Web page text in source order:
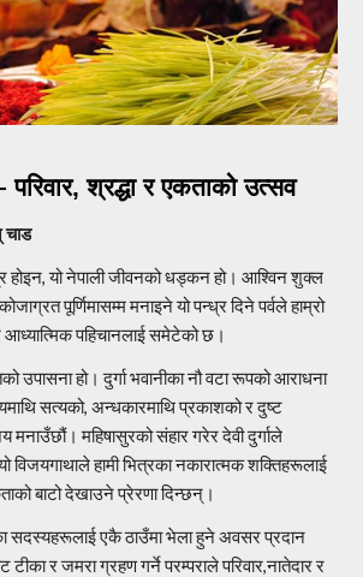
परिवार, श्रद्धा र एकताको उत्सव
चाड
यो नेपाली जीवनको धड्कन हो। आश्विन शुक्ल
पूर्णिमासम्म मनाइने यो पन्ध्र दिने पर्वले हाम्रो
पहिचानलाई समेटेको छ।
उपासना हो। दुर्गा भवानीका नौ वटा रूपको आराधना
सत्यको, अन्धकारमाथि प्रकाशको र दुष्ट
मनाउँछौं। महिषासुरको संहार गरेर देवी दुर्गाले
विजयगाथाले हामी भित्रका नकारात्मक शक्तिहरूलाई
बाटो देखाउने प्रेरणा दिन्छन्।
सदस्यहरूलाई एकै ठाउँमा भेला हुने अवसर प्रदान
टीका र जमरा ग्रहण गर्ने परम्पराले परिवार,नातेदार र